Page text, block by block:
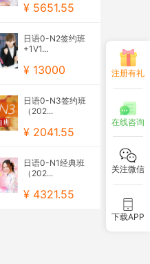
¥ 5651.55
日语0-N2签约班
+1V1...
¥ 13000
日语0-N3签约班
（202...
¥ 2041.55
日语0-N1经典班
（202...
¥ 4321.55
注册有礼
在线咨询
关注微信
下载APP